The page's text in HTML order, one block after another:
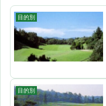
目的別
目的別